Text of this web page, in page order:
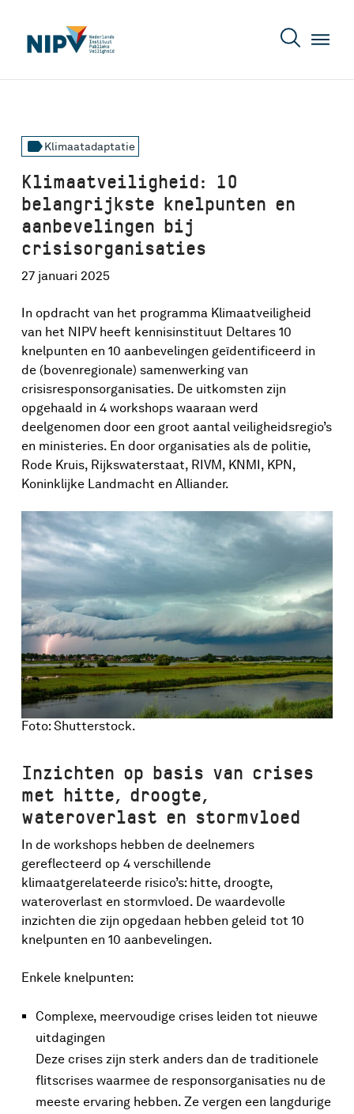
labelKlimaatadaptatie
Klimaatveiligheid: 10
belangrijkste knelpunten en
aanbevelingen bij
crisisorganisaties
27 januari 2025
In opdracht van het programma Klimaatveiligheid
van het NIPV heeft kennisinstituut Deltares 10
knelpunten en 10 aanbevelingen geïdentificeerd in
de (bovenregionale) samenwerking van
crisisresponsorganisaties. De uitkomsten zijn
opgehaald in 4 workshops waaraan werd
deelgenomen door een groot aantal veiligheidsregio’s
en ministeries. En door organisaties als de politie,
Rode Kruis, Rijkswaterstaat, RIVM, KNMI, KPN,
Koninklijke Landmacht en Alliander.
Foto: Shutterstock.
Inzichten op basis van crises
met hitte, droogte,
wateroverlast en stormvloed
In de workshops hebben de deelnemers
gereflecteerd op 4 verschillende
klimaatgerelateerde risico’s: hitte, droogte,
wateroverlast en stormvloed. De waardevolle
inzichten die zijn opgedaan hebben geleid tot 10
knelpunten en 10 aanbevelingen.
Enkele knelpunten:
Complexe, meervoudige crises leiden tot nieuwe
uitdagingen
Deze crises zijn sterk anders dan de traditionele
flitscrises waarmee de responsorganisaties nu de
meeste ervaring hebben. Ze vergen een langdurige